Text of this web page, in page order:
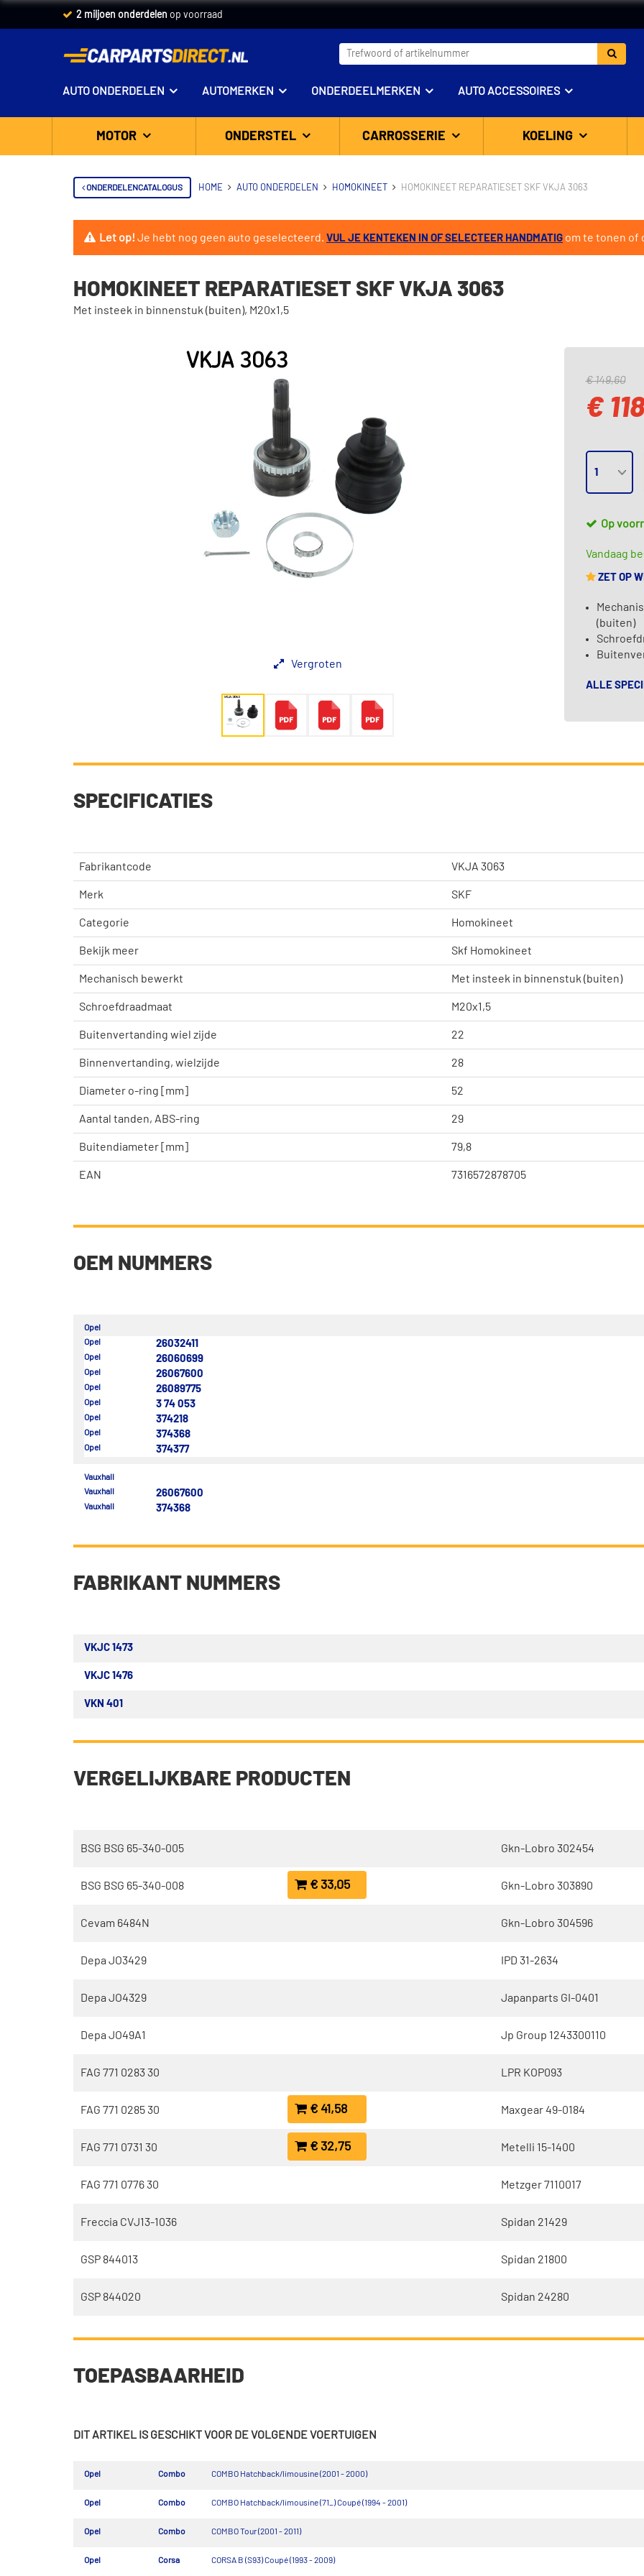
Vandaag besteld, morgen in huis *
2 miljoen onderdelen op voorraad
AUTO ONDERDELEN AUTOMERKEN ONDERDEELMERKEN AUTO ACCESSOIRES
MOTOR ONDERSTEL CARROSSERIE KOELING
ONDERDELENCATALOGUS HOME AUTO ONDERDELEN HOMOKINEET HOMOKINEET REPARATIESET SKF VKJA 3063
Let op!Je hebt nog geen auto geselecteerd. VUL JE KENTEKEN IN OF SELECTEER HANDMATIG om te tonen of
HOMOKINEET REPARATIESET SKF VKJA 3063
Met insteek in binnenstuk (buiten), M20x1,5
Vergroten
€ 149,60
€
Op
Vandaag
ZET OP
(buiten)
ALLE
SPECIFICATIES
Fabrikantcode VKJA 3063
Merk SKF
Categorie Homokineet
Bekijk meer Skf Homokineet
Mechanisch bewerkt Met insteek in binnenstuk (buiten)
Schroefdraadmaat M20x1,5
Buitenvertanding wiel zijde 22
Binnenvertanding, wielzijde 28
Diameter o-ring [mm] 52
Aantal tanden, ABS-ring 29
Buitendiameter [mm] 79,8
EAN 7316572878705
OEM NUMMERS
Opel
Opel
26032411
Opel 26060699
Opel 26067600
Opel 26089775
Opel 3 74 053
Opel 374218
Opel 374368
Opel 374377
Vauxhall
Vauxhall
26067600
Vauxhall 374368
FABRIKANT NUMMERS
VKJC 1473
VKJC 1476
VKN 401
VERGELIJKBARE PRODUCTEN
BSG BSG 65-340-005
BSG BSG 65-340-008 € 33,05
Cevam 6484N
Depa JO3429
Depa JO4329
Depa JO49A1
FAG 771 0283 30
FAG 771 0285 30 € 41,58
FAG 771 0731 30 € 32,75
FAG 771 0776 30
Freccia CVJ13-1036
GSP 844013
GSP 844020
Gkn-Lobro 302454
Gkn-Lobro 303890
Gkn-Lobro 304596
IPD 31-2634
Japanparts GI-0401
Jp Group 1243300110
LPR KOP093
Maxgear 49-0184
Metelli 15-1400
Metzger 7110017
Spidan 21429
Spidan 21800
Spidan 24280
TOEPASBAARHEID
DIT ARTIKEL IS GESCHIKT VOOR DE VOLGENDE VOERTUIGEN
Opel Combo COMBO Hatchback/limousine (2001 - 2000)
Opel Combo COMBO Hatchback/limousine (71_) Coupé (1994 - 2001)
Opel Combo COMBO Tour (2001 - 2011)
Opel Corsa CORSA B (S93) Coupé (1993 - 2009)